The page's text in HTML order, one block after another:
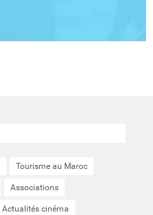
Tourisme au Maroc
Associations
Actualités cinéma